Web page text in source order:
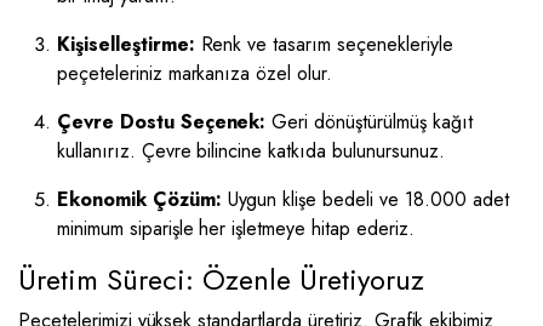
Kişiselleştirme: Renk ve tasarım seçenekleriyle
peçeteleriniz markanıza özel olur.
Çevre Dostu Seçenek: Geri dönüştürülmüş kağıt
kullanırız. Çevre bilincine katkıda bulunursunuz.
Ekonomik Çözüm: Uygun klişe bedeli ve 18.000 adet
minimum siparişle her işletmeye hitap ederiz.
Üretim Süreci: Özenle Üretiyoruz